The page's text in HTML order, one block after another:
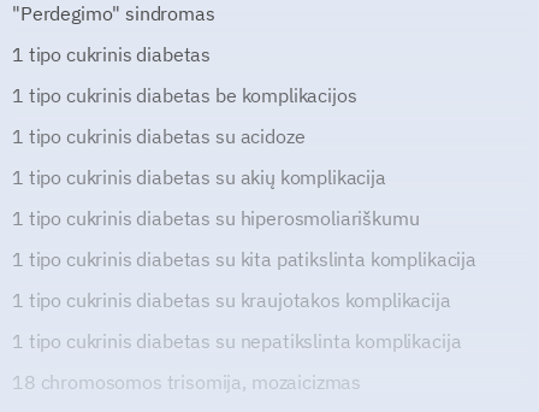
"Perdegimo" sindromas
1 tipo cukrinis diabetas
1 tipo cukrinis diabetas be komplikacijos
1 tipo cukrinis diabetas su acidoze
1 tipo cukrinis diabetas su akių komplikacija
1 tipo cukrinis diabetas su hiperosmoliariškumu
1 tipo cukrinis diabetas su kita patikslinta komplikacija
1 tipo cukrinis diabetas su kraujotakos komplikacija
1 tipo cukrinis diabetas su nepatikslinta komplikacija
18 chromosomos trisomija, mozaicizmas